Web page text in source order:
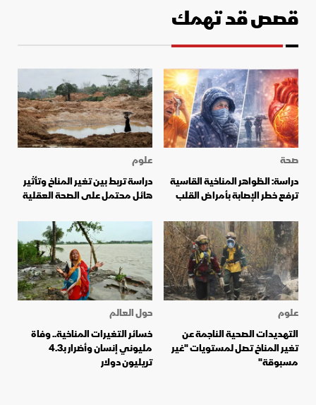
قصص قد تهمك
صحة
دراسة: الظواهر المناخية القاسية
ترفع خطر الإصابة بأمراض القلب
علوم
دراسة تربط بين تغير المناخ وتأثير
هائل محتمل على الصحة العقلية
علوم
التهديدات الصحية الناجمة عن
تغير المناخ تصل لمستويات "غير
مسبوقة"
حول العالم
خسائر التغيرات المناخية.. وفاة
مليوني إنسان وأضرار بـ4.3
تريليون دولار